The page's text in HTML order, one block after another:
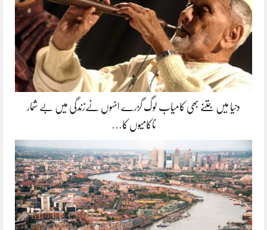
دنیا میں جتنے بھی کامیاب لوگ گزرے انہوں نےزندگی میں بے شمار
ناکامیوں کا…